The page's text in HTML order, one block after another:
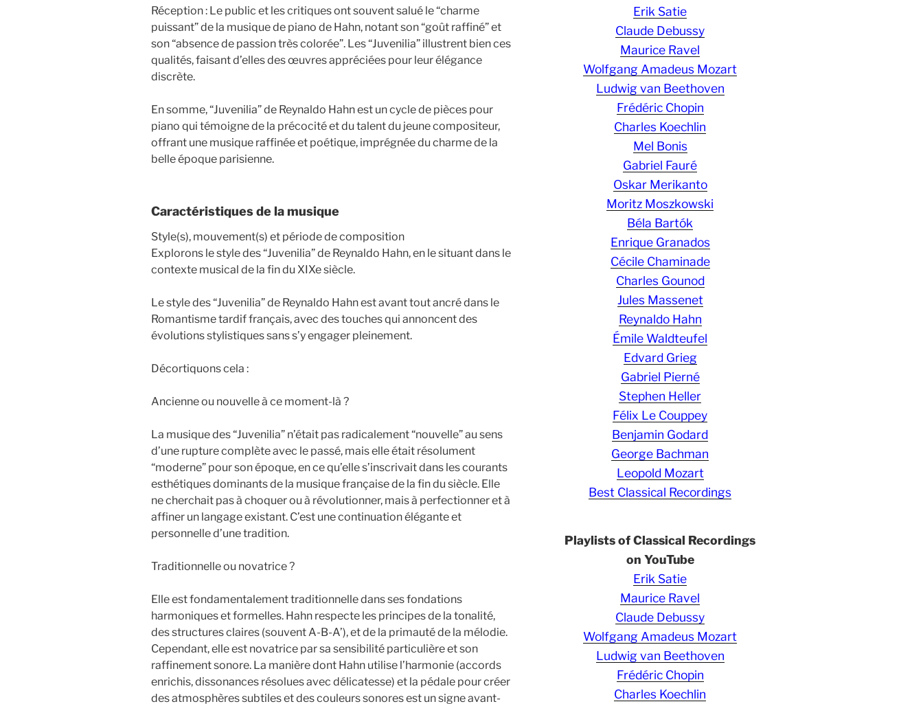
Réception : Le public et les critiques ont souvent salué le “charme
puissant” de la musique de piano de Hahn, notant son “goût raffiné” et
son “absence de passion très colorée”. Les “Juvenilia” illustrent bien ces
qualités, faisant d’elles des œuvres appréciées pour leur élégance
discrète.
En somme, “Juvenilia” de Reynaldo Hahn est un cycle de pièces pour
piano qui témoigne de la précocité et du talent du jeune compositeur,
offrant une musique raffinée et poétique, imprégnée du charme de la
belle époque parisienne.
Caractéristiques de la musique
Style(s), mouvement(s) et période de composition
Explorons le style des “Juvenilia” de Reynaldo Hahn, en le situant dans le
contexte musical de la fin du XIXe siècle.
Le style des “Juvenilia” de Reynaldo Hahn est avant tout ancré dans le
Romantisme tardif français, avec des touches qui annoncent des
évolutions stylistiques sans s’y engager pleinement.
Décortiquons cela :
Ancienne ou nouvelle à ce moment-là ?
La musique des “Juvenilia” n’était pas radicalement “nouvelle” au sens
d’une rupture complète avec le passé, mais elle était résolument
“moderne” pour son époque, en ce qu’elle s’inscrivait dans les courants
esthétiques dominants de la musique française de la fin du siècle. Elle
ne cherchait pas à choquer ou à révolutionner, mais à perfectionner et à
affiner un langage existant. C’est une continuation élégante et
personnelle d’une tradition.
Traditionnelle ou novatrice ?
Elle est fondamentalement traditionnelle dans ses fondations
harmoniques et formelles. Hahn respecte les principes de la tonalité,
des structures claires (souvent A-B-A’), et de la primauté de la mélodie.
Cependant, elle est novatrice par sa sensibilité particulière et son
raffinement sonore. La manière dont Hahn utilise l’harmonie (accords
enrichis, dissonances résolues avec délicatesse) et la pédale pour créer
des atmosphères subtiles et des couleurs sonores est un signe avant-
Erik Satie
Claude Debussy
Maurice Ravel
Wolfgang Amadeus Mozart
Ludwig van Beethoven
Frédéric Chopin
Charles Koechlin
Mel Bonis
Gabriel Fauré
Oskar Merikanto
Moritz Moszkowski
Béla Bartók
Enrique Granados
Cécile Chaminade
Charles Gounod
Jules Massenet
Reynaldo Hahn
Émile Waldteufel
Edvard Grieg
Gabriel Pierné
Stephen Heller
Félix Le Couppey
Benjamin Godard
George Bachman
Leopold Mozart
Best Classical Recordings
Playlists of Classical Recordings
on YouTube
Erik Satie
Maurice Ravel
Claude Debussy
Wolfgang Amadeus Mozart
Ludwig van Beethoven
Frédéric Chopin
Charles Koechlin